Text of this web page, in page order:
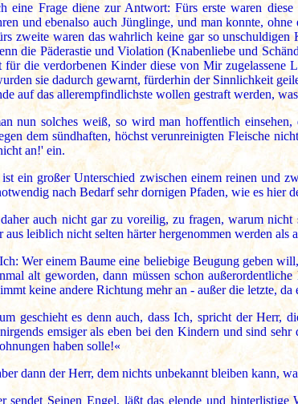
eine Frage diene zur Antwort: Fürs erste waren
und ebenalso auch Jünglinge, und man konnte,
zweite waren das wahrlich keine gar so
die Päderastie und Violation (Knabenliebe und
für die verdorbenen Kinder diese von Mir zugelassene
sie dadurch gewarnt, fürderhin der Sinnlichkeit
auf das allerempfindlichste wollen gestraft werden,
nun solches weiß, so wird man hoffentlich
dem sündhaften, höchst verunreinigten Fleische
an!' ein.
ein großer Unterschied zwischen einem reinen und
nach Bedarf sehr dornigen Pfaden, wie es hier
auch nicht gar zu voreilig, zu fragen, warum nicht
leiblich nicht selten härter hergenommen werden als
Wer einem Baume eine beliebige Beugung geben
alt geworden, dann müssen schon
keine andere Richtung mehr an - außer die letzte, da
geschieht es denn auch, dass Ich, spricht der Herr,
emsiger als eben bei den Kindern und sind
haben solle!«
dann der Herr, dem nichts unbekannt bleiben kann,
sendet Seinen Engel, läßt das elende und